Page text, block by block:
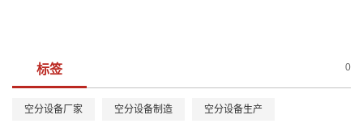
标签 0
空分设备厂家 空分设备制造 空分设备生产